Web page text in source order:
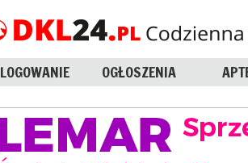
LOGOWANIE OGŁOSZENIA